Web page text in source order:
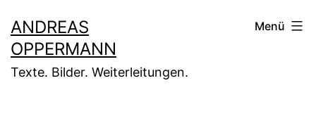
Inhalt
springen
ANDREAS
OPPERMANN
Texte. Bilder. Weiterleitungen.
Menü